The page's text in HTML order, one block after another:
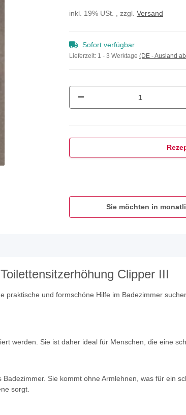
inkl. 19% USt. , zzgl. Versand
Sofort verfügbar
Lieferzeit: 1 - 3 Werktage (DE - Ausland
Sie möchten in
Clipper III
und formschöne Hilfe im Badezimmer
werden. Sie ist daher ideal für Menschen, die eine
Sie kommt ohne Armlehnen, was für ein
sorgt.